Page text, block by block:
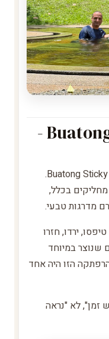
Buatong Sticky Waterfall -
ואז הגיע גולת הכותרת - Buatong Sticky Waterfall.
בכלל,
מדרגות טבעי.
ירדו, חזרו
שנוצר במיוחד
הזו היה אחד
זמן", לא "נראה